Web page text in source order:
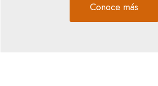
Conoce más